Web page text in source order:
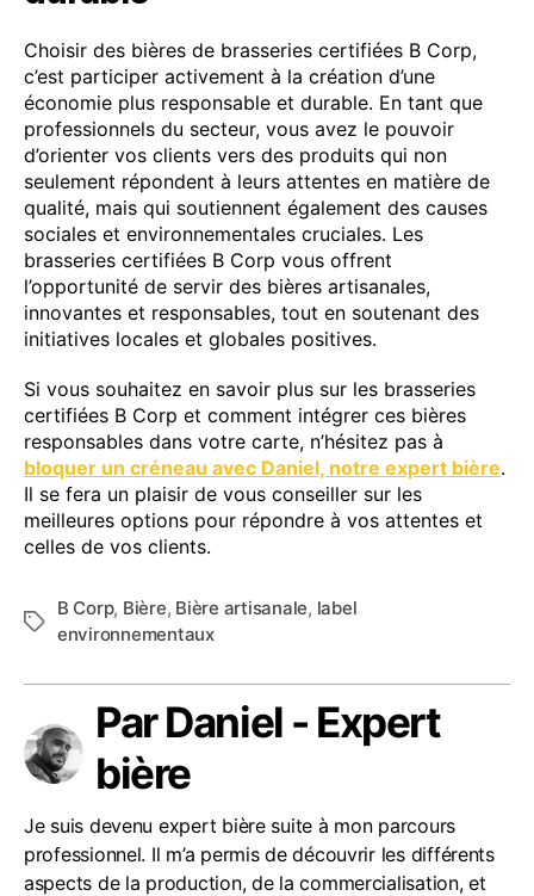
Choisir des bières de brasseries certifiées B Corp,
c’est participer activement à la création d’une
économie plus responsable et durable. En tant que
professionnels du secteur, vous avez le pouvoir
d’orienter vos clients vers des produits qui non
seulement répondent à leurs attentes en matière de
qualité, mais qui soutiennent également des causes
sociales et environnementales cruciales. Les
brasseries certifiées B Corp vous offrent
l’opportunité de servir des bières artisanales,
innovantes et responsables, tout en soutenant des
initiatives locales et globales positives.
Si vous souhaitez en savoir plus sur les brasseries
certifiées B Corp et comment intégrer ces bières
responsables dans votre carte, n’hésitez pas à
bloquer un créneau avec Daniel, notre expert bière.
Il se fera un plaisir de vous conseiller sur les
meilleures options pour répondre à vos attentes et
celles de vos clients.
Étiquettes
B Corp, Bière, Bière artisanale, label
environnementaux
Par Daniel - Expert
bière
Je suis devenu expert bière suite à mon parcours
professionnel. Il m’a permis de découvrir les différents
aspects de la production, de la commercialisation, et